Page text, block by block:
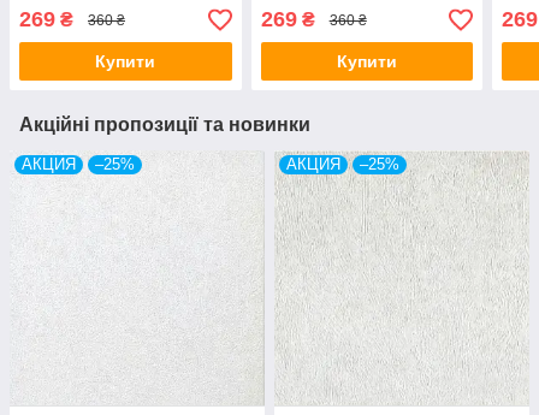
269 ₴ 360 ₴
Купити
269₴ 360 ₴
Купити
269
Акційні пропозиції та новинки
АКЦИЯ –25% АКЦИЯ –25%